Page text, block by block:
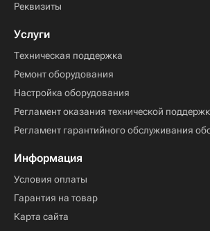
Реквизиты
Услуги
Техническая поддержка
Ремонт оборудования
Настройка оборудования
Регламент оказания технической
Регламент гарантийного обслуживания
Информация
Условия оплаты
Гарантия на товар
Карта сайта